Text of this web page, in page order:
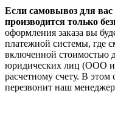
Если самовывоз для вас
производится только
оформления заказа вы
платежной системы, где
включенной стоимостью
юридических лиц (ООО
расчетному счету. В этом
перезвонит наш